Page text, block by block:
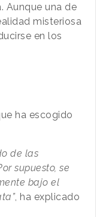
Aunque una de
misteriosa
en los
ha escogido
de las
supuesto, se
bajo el
, ha explicado